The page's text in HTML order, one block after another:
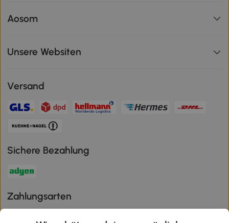
Aosom
Unsere Websiten
Versand
Sichere Bezahlung
Zahlungsarten